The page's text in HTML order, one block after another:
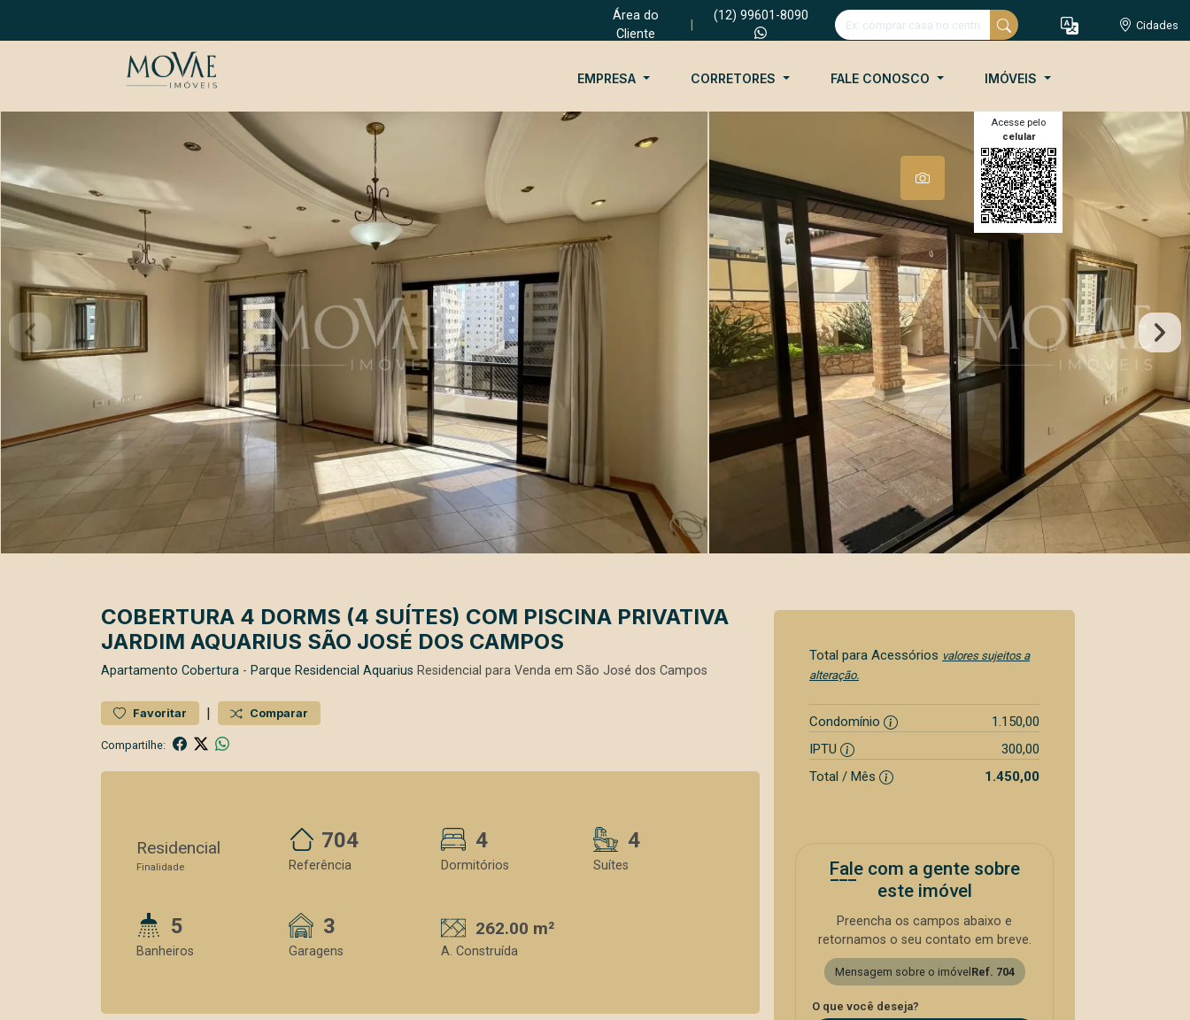
Área do
Cliente
(12) 99601-8090
Cidades
EMPRESA CORRETORES FALE CONOSCO IMÓVEIS
Acesse pelo
celular
COBERTURA 4 DORMS (4 SUÍTES) COM PISCINA PRIVATIVA
JARDIM AQUARIUS SÃO JOSÉ DOS CAMPOS
Apartamento Cobertura - Parque Residencial Aquarius Residencial para Venda em São José dos Campos
Favoritar | Comparar
Compartilhe:
Residencial
Finalidade
704
Referência
4
Dormitórios
4
Suítes
5
Banheiros
3
Garagens
262.00 m²
A. Construída
Total para Acessórios valores sujeitos a
alteração.
Condomínio
1.150,00
IPTU
300,00
Total / Mês
1.450,00
Fale com a gente sobre
este imóvel
Preencha os campos abaixo e
retornamos o seu contato em breve.
Mensagem sobre o imóvel Ref. 704
O que você deseja?